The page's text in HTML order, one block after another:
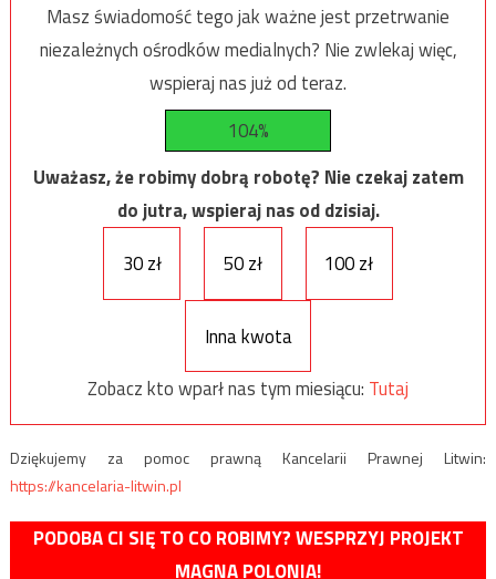
Masz świadomość tego jak ważne jest przetrwanie
niezależnych ośrodków medialnych? Nie zwlekaj więc,
wspieraj nas już od teraz.
104%
Uważasz, że robimy dobrą robotę? Nie czekaj zatem
do jutra, wspieraj nas od dzisiaj.
30 zł
50 zł 100 zł
Inna kwota
Zobacz kto wparł nas tym miesiącu: Tutaj
Dziękujemy za pomoc prawną Kancelarii Prawnej Litwin:
https://kancelaria-litwin.pl
PODOBA CI SIĘ TO CO ROBIMY? WESPRZYJ PROJEKT
MAGNA POLONIA!